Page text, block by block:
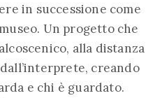
in successione come
Un progetto che
alla distanza
creando
e chi è guardato.